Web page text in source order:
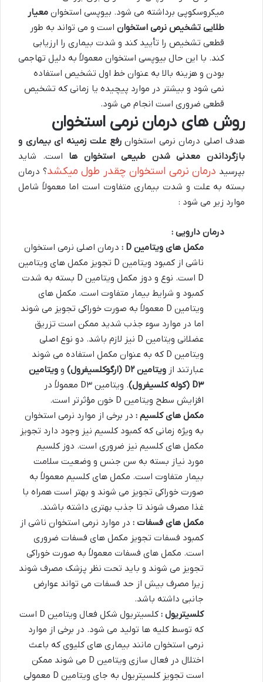
میکروسکوپی برداشته می شود. بیوپسی استخوان معیار
طلایی تشخیص نرمی استخوان است و می تواند به طور
قطعی تشخیص را تأیید کند و شدت بیماری را ارزیابی
کند. با این حال بیوپسی استخوان معمولاً به دلیل تهاجمی
بودن و هزینه بالا به عنوان خط اول تشخیص استفاده
نمی شود و بیشتر در موارد پیچیده یا زمانی که تشخیص
قطعی ضروری است انجام می شود.
روش های درمان نرمی استخوان
هدف اصلی درمان نرمی استخوانرفع علت زمینه ای بیماری و
بازگرداندن معدنی شدن طبیعی استخوان ها است. شاید
بپرسید درمان نرمی استخوان چقدر طول میکشد؟ درمان
بسته به علت و شدت بیماری متفاوت است اما معمولاً شامل
موارد زیر می شود :
درمان دارویی :
مکمل های ویتامین
: درمان اصلی نرمی استخوان
ناشی از کمبود ویتامین D تجویز مکمل های ویتامین
D است. نوع و دوز مکمل ویتامین D بسته به شدت
کمبود و شرایط بیمار متفاوت است. مکمل های
ویتامین D معمولاً به صورت خوراکی تجویز می شوند
اما در موارد سوء جذب شدید ممکن است تزریق
عضلانی ویتامین D نیز لازم باشد. دو نوع اصلی
ویتامین D که به عنوان مکمل استفاده می شوند
عبارتند از ویتامینD۲ (ارگوکلسیفرول) و ویتامین
D۳ (کوله کلسیفرول)
. ویتامین D۳ معمولاً در
افزایش سطح ویتامین D خون مؤثرتر است.
مکمل های کلسیم : در برخی از موارد نرمی استخوان
به ویژه زمانی که کمبود کلسیم نیز وجود دارد تجویز
مکمل های کلسیم نیز ضروری است. دوز کلسیم
مورد نیاز بسته به سن جنس و وضعیت سلامت
بیمار متفاوت است. مکمل های کلسیم معمولاً به
صورت خوراکی تجویز می شوند و بهتر است همراه با
غذا مصرف شوند تا جذب بهتری داشته باشند.
مکمل های فسفات : در موارد نرمی استخوان ناشی از
کمبود فسفات تجویز مکمل های فسفات ضروری
است. مکمل های فسفات معمولاً به صورت خوراکی
تجویز می شوند و باید تحت نظر پزشک مصرف شوند
زیرا مصرف بیش از حد فسفات می تواند عوارض
جانبی داشته باشد.
کلسیتریول :
کلسیتریول شکل فعال ویتامین D است
که توسط کلیه ها تولید می شود. در برخی از موارد
نرمی استخوان مانند بیماری های کلیوی که باعث
اختلال در فعال سازی ویتامین D می شوند ممکن
است تجویز کلسیتریول به جای ویتامین D معمولی